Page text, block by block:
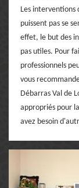
Les interventions
puissent pas se
effet, le but des
pas utiles. Pour
professionnels
vous
Débarras Val de
appropriés pour
avez besoin